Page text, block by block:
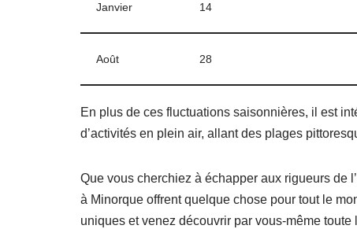
Janvier 14
Août 28
En plus de ces fluctuations saisonnières, il est
d’activités en plein air, allant des plages
Que vous cherchiez à échapper aux rigueurs de
à Minorque offrent quelque chose pour tout le
uniques et venez découvrir par vous-même toute